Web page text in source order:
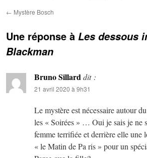
← Mystère Bosch
Une réponse à Les dessous
Blackman
Bruno Sillarddit :
21 avril 2020 à 9h31
Le mystère est nécessaire autour
les « Soirées » … Oui je sais je ne
femme terrifiée et derrière elle une
« le Matin de Pa ris » pour un